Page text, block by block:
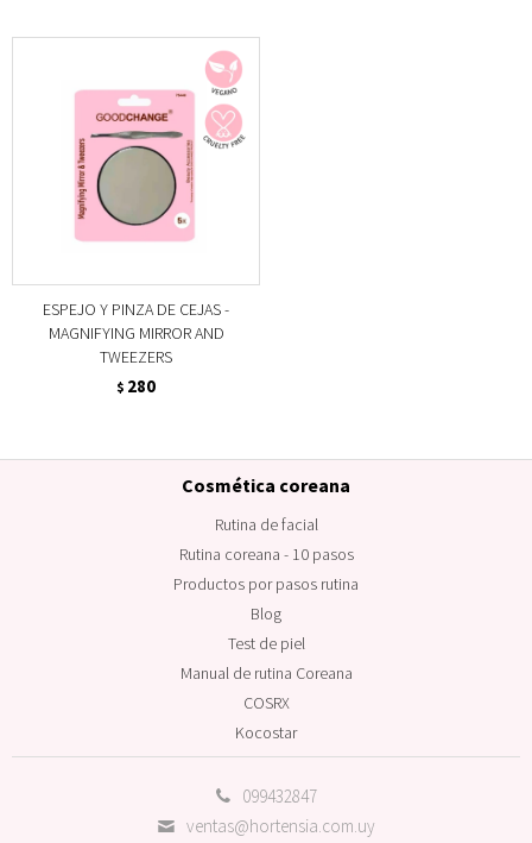
ESPEJO Y PINZA DE CEJAS -
MAGNIFYING MIRROR AND
TWEEZERS
$ 280
099432847
ventas@hortensia.com.uy
Cosmética coreana
Rutina de facial
Rutina coreana - 10 pasos
Productos por pasos rutina
Blog
Test de piel
Manual de rutina Coreana
COSRX
Kocostar